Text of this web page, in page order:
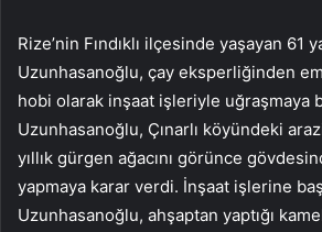
Rize’nin Fındıklı ilçesinde yaşayan 61
Uzunhasanoğlu, çay eksperliğinden
hobi olarak inşaat işleriyle uğraşmaya
Uzunhasanoğlu, Çınarlı köyündeki
yıllık gürgen ağacını görünce
yapmaya karar verdi. İnşaat işlerine
Uzunhasanoğlu, ahşaptan yaptığı